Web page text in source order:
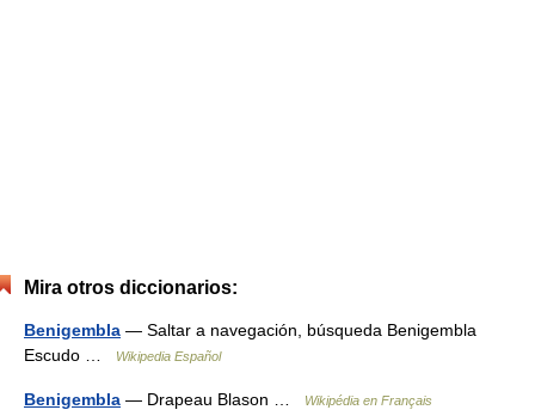
Mira otros diccionarios:
Benigembla — Saltar a navegación, búsqueda Benigembla
Escudo …
Wikipedia Español
Benigembla — Drapeau Blason … Wikipédia en Français